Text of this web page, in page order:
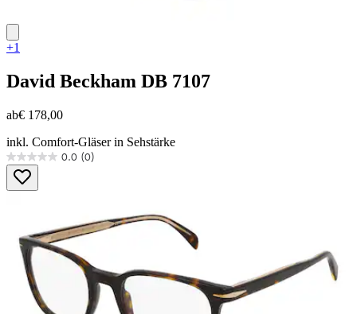
+1
David Beckham DB 7107
ab€ 178,00
inkl. Comfort-Gläser in Sehstärke
0.0 (0)
0.0
von
5